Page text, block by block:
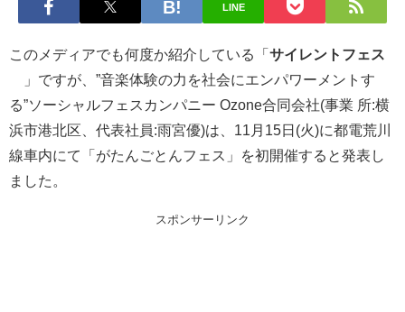
LINE
このメディアでも何度か紹介している「 サイレントフェス
」ですが、”音楽体験の力を社会にエンパワーメントす
る”ソーシャルフェスカンパニー Ozone合同会社(事業 所:横
浜市港北区、代表社員:雨宮優)は、11月15日(火)に都電荒川
線車内にて「がたんごとんフェス」を初開催すると発表し
ました。
スポンサーリンク